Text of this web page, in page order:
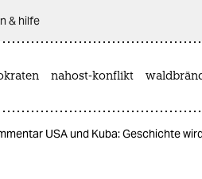
& hilfe
nahost-konflikt
USA und Kuba: Geschichte